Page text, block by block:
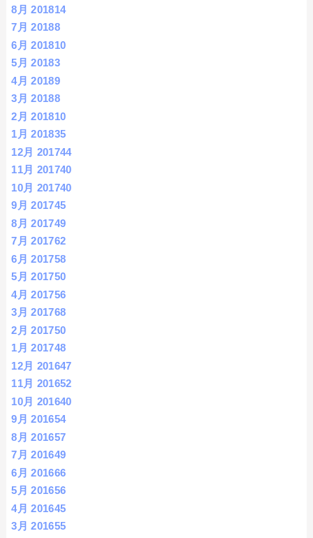
8月 201814
7月 20188
6月 201810
5月 20183
4月 20189
3月 20188
2月 201810
1月 201835
12月 201744
11月 201740
10月 201740
9月 201745
8月 201749
7月 201762
6月 201758
5月 201750
4月 201756
3月 201768
2月 201750
1月 201748
12月 201647
11月 201652
10月 201640
9月 201654
8月 201657
7月 201649
6月 201666
5月 201656
4月 201645
3月 201655